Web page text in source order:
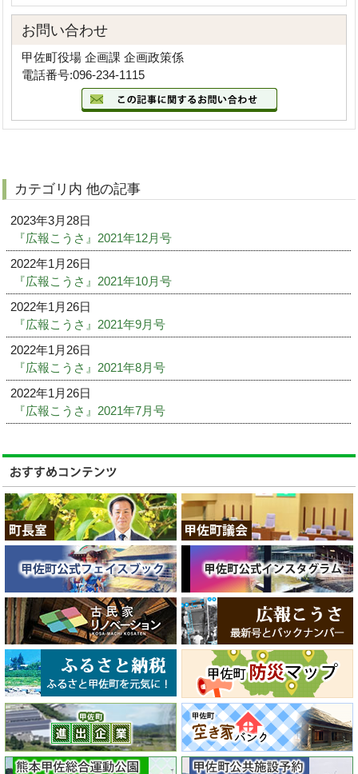
お問い合わせ
甲佐町役場 企画課 企画政策係
電話番号:096-234-1115
カテゴリ内 他の記事
2023年3月28日
『広報こうさ』2021年12月号
2022年1月26日
『広報こうさ』2021年10月号
2022年1月26日
『広報こうさ』2021年9月号
2022年1月26日
『広報こうさ』2021年8月号
2022年1月26日
『広報こうさ』2021年7月号